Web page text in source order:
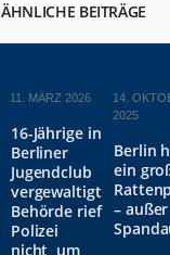
ÄHNLICHE BEITRÄGE
11. MÄRZ 2026
16-Jährige in
Berliner
Jugendclub
vergewaltigt:
Behörde rief
Polizei
nicht, um
14.
2025
Berlin
ein
–